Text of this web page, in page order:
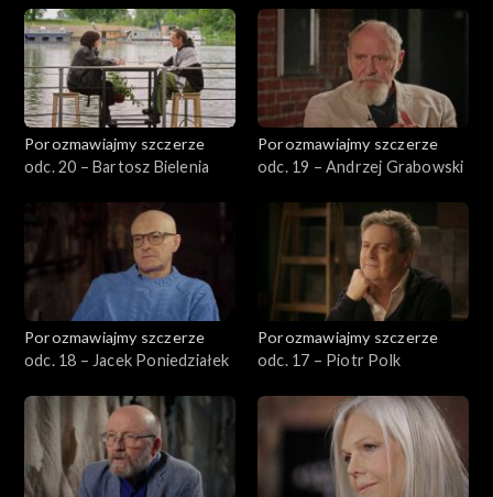
Porozmawiajmy szczerze
odc. 20 – Bartosz Bielenia
Porozmawiajmy szczerze
odc. 19 – Andrzej Grabowski
Porozmawiajmy szczerze
odc. 18 – Jacek Poniedziałek
Porozmawiajmy szczerze
odc. 17 – Piotr Polk